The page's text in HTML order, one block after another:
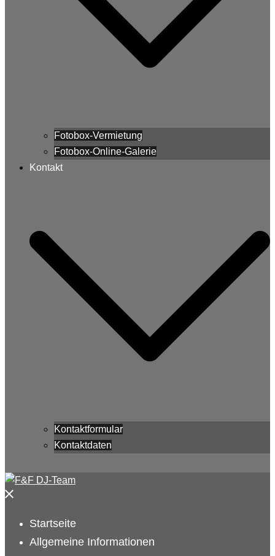
Fotobox-Vermietung
Fotobox-Online-Galerie
Kontakt
Kontaktformular
Kontaktdaten
Menü
Startseite
Allgemeine Informationen